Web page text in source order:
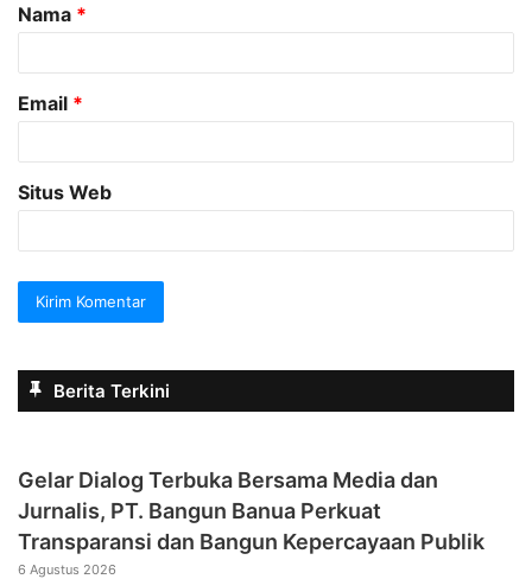
r
Nama *
Email *
Situs Web
Berita Terkini
Gelar Dialog Terbuka Bersama Media dan
Jurnalis, PT. Bangun Banua Perkuat
Transparansi dan Bangun Kepercayaan Publik
6 Agustus 2026